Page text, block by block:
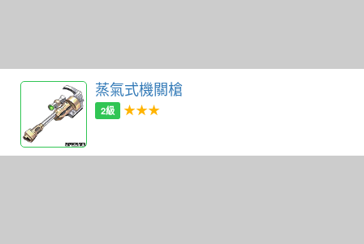
蒸氣式機關槍
2級 ★★★